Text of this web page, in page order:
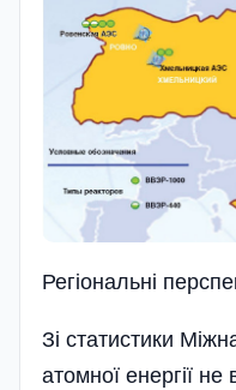
Регіональні
Зі статистики
атомної енергії